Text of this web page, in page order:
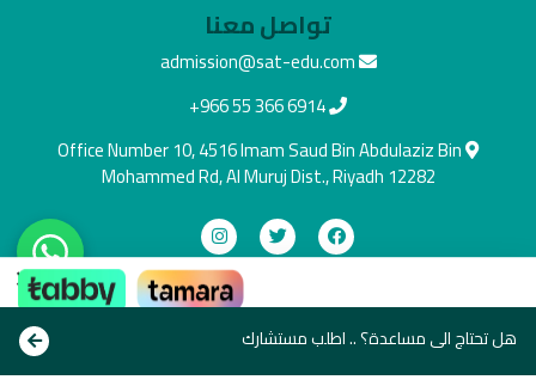
تواصل معنا
admission@sat-edu.com
+966 55 366 6914
Office Number 10, 4516 Imam Saud Bin Abdulaziz Bin
Mohammed Rd, Al Muruj Dist., Riyadh 12282
دفع آمن
هل تحتاج الى مساعدة؟ .. اطلب مستشارك
×